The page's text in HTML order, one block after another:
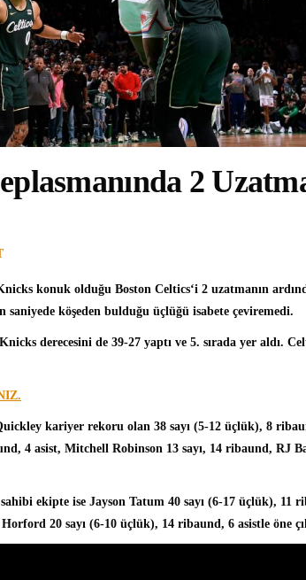
2
konuk olduğu Boston Celtics‘i 2 uzatmanın
saniyede köşeden bulduğu üçlüğü isabete çeviremedi.
derecesini de 39-27 yaptı ve 5. sırada yer aldı.
kariyer rekoru olan 38 sayı (5-12 üçlük), 8
4 asist, Mitchell Robinson 13 sayı, 14 ribaund, RJ
ekipte ise Jayson Tatum 40 sayı (6-17 üçlük), 11
20 sayı (6-10 üçlük), 14 ribaund, 6 asistle öne